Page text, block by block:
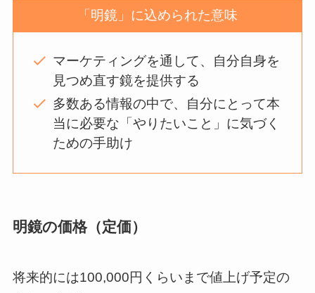
「明鏡」に込められた意味
マーケティングを通して、自分自身を
見つめ直す鏡を提供する
多数ある情報の中で、自分にとって本
当に必要な「やりたいこと」に気づく
ための手助け
明鏡の価格（定価）
将来的には100,000円くらいまで値上げ予定の